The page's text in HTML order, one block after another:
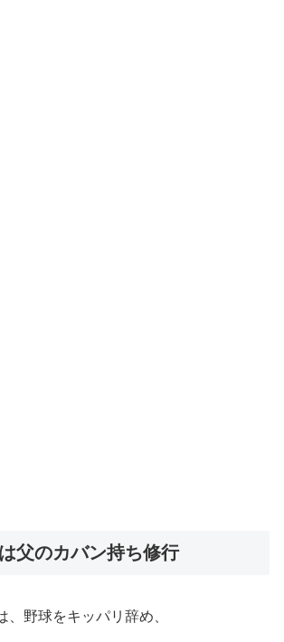
父のカバン持ち修行
、野球をキッパリ辞め、